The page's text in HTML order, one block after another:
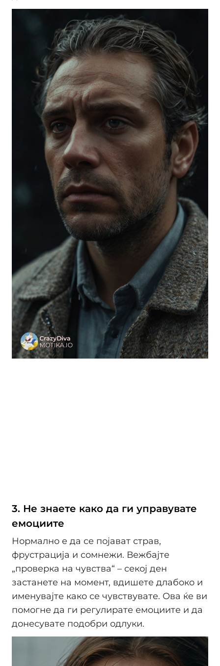
3. Не знаете како да ги управувате
емоциите
Нормално е да се појават страв,
фрустрација и сомнежи. Вежбајте
„проверка на чувства“ – секој ден
застанете на момент, вдишете длабоко и
именувајте како се чувствувате. Ова ќе ви
помогне да ги регулирате емоциите и да
донесувате подобри одлуки.